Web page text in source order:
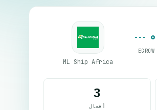
ML Ship Africa
3
أفعال